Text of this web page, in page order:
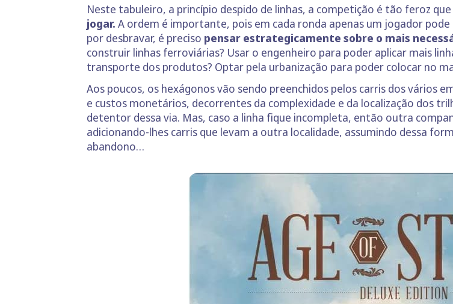
Neste tabuleiro, a princípio despido de linhas, a competição é tão feroz
jogar. A ordem é importante, pois em cada ronda apenas um jogador
por desbravar, é preciso pensar estrategicamente sobre o mais
construir linhas ferroviárias? Usar o engenheiro para poder aplicar mais
transporte dos produtos? Optar pela urbanização para poder colocar no
Aos poucos, os hexágonos vão sendo preenchidos pelos carris dos vários
e custos monetários, decorrentes da complexidade e da localização dos
detentor dessa via. Mas, caso a linha fique incompleta, então outra
adicionando-lhes carris que levam a outra localidade, assumindo dessa
abandono…